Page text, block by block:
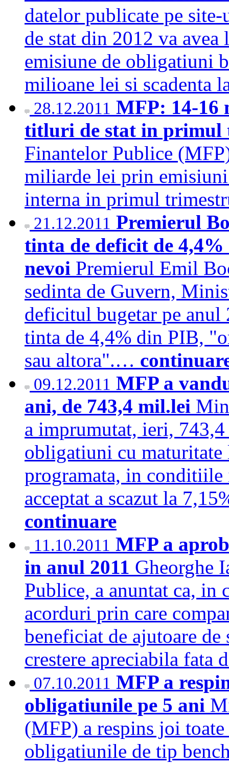
datelor publicate pe
de stat din 2012 va
emisiune de obligatiuni
milioane lei si
28.12.2011 MFP: 14-16
titluri de stat in primul
Finantelor Publice
miliarde lei prin
interna in primul
21.12.2011 Premierul
tinta de deficit de
nevoi Premierul Emil
sedinta de Guvern,
deficitul bugetar pe anul
tinta de 4,4% din PIB,
sau altora".…
09.12.2011 MFP a
ani, de 743,4 mil.lei
a imprumutat, ieri,
obligatiuni cu maturitate
programata, in conditiile
acceptat a scazut la
continuare
11.10.2011 MFP a
in anul 2011 Gheorghe
Publice, a anuntat ca, in
acorduri prin care
beneficiat de ajutoare de
crestere apreciabila
07.10.2011 MFP a
obligatiunile pe 5 ani
(MFP) a respins joi
obligatiunile de tip